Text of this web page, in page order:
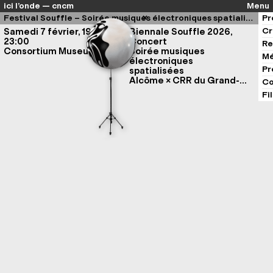
ici l’onde — cncm
Menu
Festival Souffle – Soirée musiques électroniques spatialisées
Samedi 7 février, 19:00-
23:00
Consortium Museum
Biennale Souffle 2026,
Concert
Soirée musiques
électroniques
spatialisées
Alcôme × CRR du Grand-